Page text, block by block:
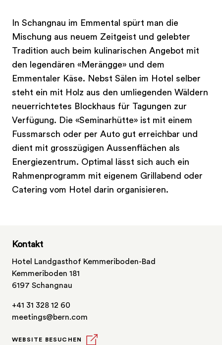
In Schangnau im Emmental spürt man die
Mischung aus neuem Zeitgeist und gelebter
Tradition auch beim kulinarischen Angebot mit
den legendären «Merängge» und dem
Emmentaler Käse. Nebst Sälen im Hotel selber
steht ein mit Holz aus den umliegenden Wäldern
neuerrichtetes Blockhaus für Tagungen zur
Verfügung. Die «Seminarhütte» ist mit einem
Fussmarsch oder per Auto gut erreichbar und
dient mit grosszügigen Aussenflächen als
Energiezentrum. Optimal lässt sich auch ein
Rahmenprogramm mit eigenem Grillabend oder
Catering vom Hotel darin organisieren.
Kontakt
Hotel Landgasthof Kemmeriboden-Bad
Kemmeriboden 181
6197 Schangnau
+41 31 328 12 60
meetings@bern.com
WEBSITE BESUCHEN